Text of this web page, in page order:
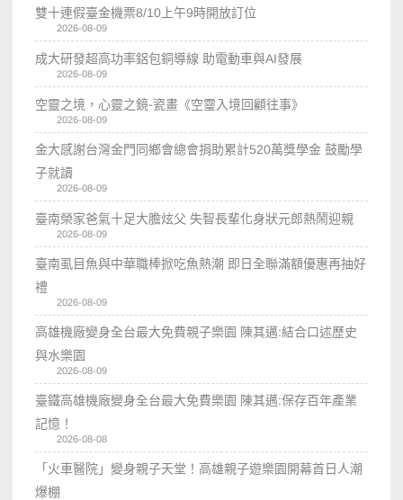
雙十連假臺金機票8/10上午9時開放訂位
2026-08-09
成大研發超高功率鋁包銅導線 助電動車與AI發展
2026-08-09
空靈之境，心靈之鏡-瓷畫《空𩆜入境回顧往事》
2026-08-09
金大感謝台灣金門同鄉會總會捐助累計520萬獎學金 鼓勵學
子就讀
2026-08-09
臺南榮家爸氣十足大膽炫父 失智長輩化身狀元郎熱鬧迎親
2026-08-09
臺南虱目魚與中華職棒掀吃魚熱潮 即日全聯滿額優惠再抽好
禮
2026-08-09
高雄機廠變身全台最大免費親子樂園 陳其邁:結合口述歷史
與水樂園
2026-08-09
臺鐵高雄機廠變身全台最大免費樂園 陳其邁:保存百年產業
記憶！
2026-08-08
「火車醫院」變身親子天堂！高雄親子遊樂園開幕首日人潮
爆棚